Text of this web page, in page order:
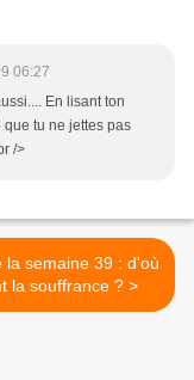
06:27
En lisant ton
tu ne jettes pas
/>
la semaine 39 : d'où
vient la souffrance ? >